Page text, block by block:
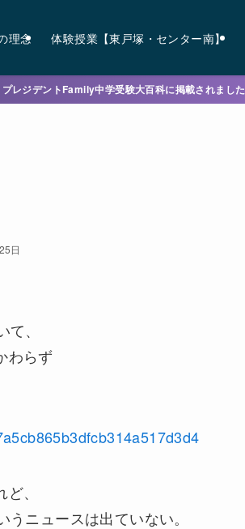
理念 体験授業【東戸塚・センター南】
プレジデントFamily中学受験大百科に掲載されました
日
、
わらず
、
ニュースは出ていない。